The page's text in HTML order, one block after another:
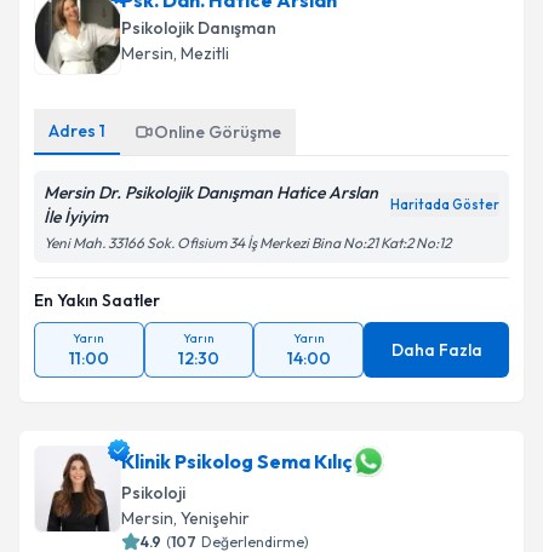
Psikolojik Danışman
Mersin, Mezitli
Adres 1 Online Görüşme
Mersin Dr. Psikolojik Danışman Hatice Arslan
İle İyiyim
Haritada Göster
Yeni Mah. 33166 Sok. Ofisium 34 İş Merkezi Bina No:21 Kat:2 No:12
En Yakın Saatler
Yarın
11:00
Yarın
12:30
Yarın
14:00 Daha Fazla
Klinik Psikolog Sema Kılıç
Psikoloji
Mersin, Yenişehir
4.9 (107 Değerlendirme)